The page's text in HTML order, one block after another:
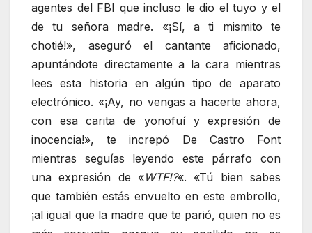
agentes del FBI que incluso le dio el tuyo y el
de tu señora madre. «¡Sí, a ti mismito te
chotié!», aseguró el cantante aficionado,
apuntándote directamente a la cara mientras
lees esta historia en algún tipo de aparato
electrónico. «¡Ay, no vengas a hacerte ahora,
con esa carita de yonofuí y expresión de
inocencia!», te increpó De Castro Font
mientras seguías leyendo este párrafo con
una expresión de «WTF!?«. «Tú bien sabes
que también estás envuelto en este embrollo,
¡al igual que la madre que te parió, quien no es